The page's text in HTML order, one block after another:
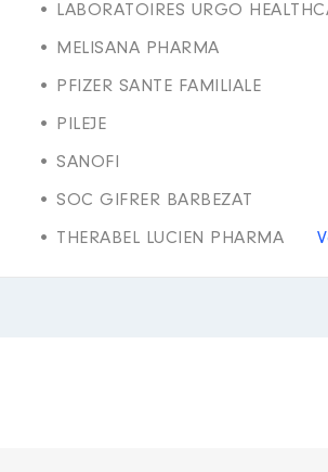
• LABORATOIRES URGO
• MELISANA PHARMA
• PFIZER SANTE FAMILIALE
• PILEJE
• SANOFI
• SOC GIFRER BARBEZAT
• THERABEL LUCIEN PHARMA